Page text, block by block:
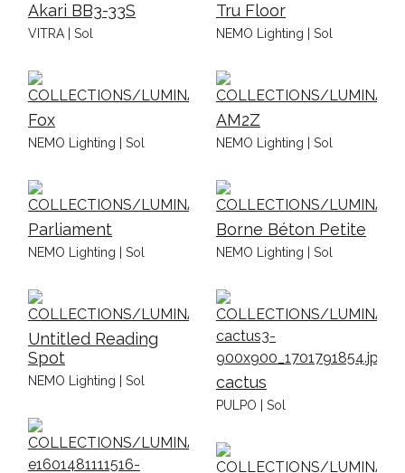
Akari BB3-33S
VITRA | Sol
Tru Floor
NEMO Lighting | Sol
Fox
NEMO Lighting | Sol
AM2Z
NEMO Lighting | Sol
Parliament
NEMO Lighting | Sol
Borne Béton Petite
NEMO Lighting | Sol
Untitled Reading
Spot
NEMO Lighting | Sol cactus
PULPO | Sol